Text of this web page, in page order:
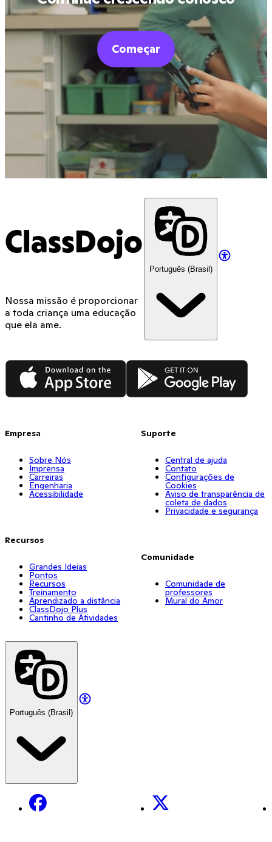
Começar
ClassDojo
Nossa missão é proporcionar
a toda criança uma educação
que ela ame.
Português (Brasil)
App Store Google Play
Empresa
Sobre Nós
Imprensa
Carreiras
Engenharia
Acessibilidade
Recursos
Grandes Ideias
Pontos
Recursos
Treinamento
Aprendizado a distância
ClassDojo Plus
Cantinho de Atividades
Suporte
Central de ajuda
Contato
Configurações de
Cookies
Aviso de transparência de
coleta de dados
Privacidade e segurança
Comunidade
Comunidade de
professores
Mural do Amor
Português (Brasil)
Facebook X